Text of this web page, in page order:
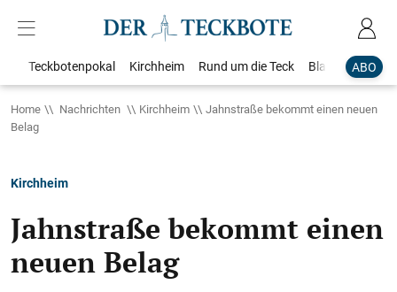
ABO
Teckbotenpokal Kirchheim Rund um die Teck Blaulicht
Home Nachrichten Kirchheim
Jahnstraße bekommt einen neuen
Belag
Kirchheim
Jahnstraße bekommt einen
neuen Belag